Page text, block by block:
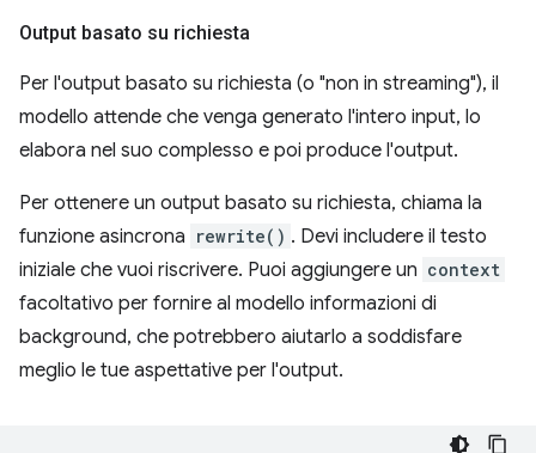
Output basato su richiesta
Per l'output basato su richiesta (o "non in streaming"), il
modello attende che venga generato l'intero input, lo
elabora nel suo complesso e poi produce l'output.
Per ottenere un output basato su richiesta, chiama la
funzione asincrona rewrite() . Devi includere il testo
iniziale che vuoi riscrivere. Puoi aggiungere un context
facoltativo per fornire al modello informazioni di
background, che potrebbero aiutarlo a soddisfare
meglio le tue aspettative per l'output.